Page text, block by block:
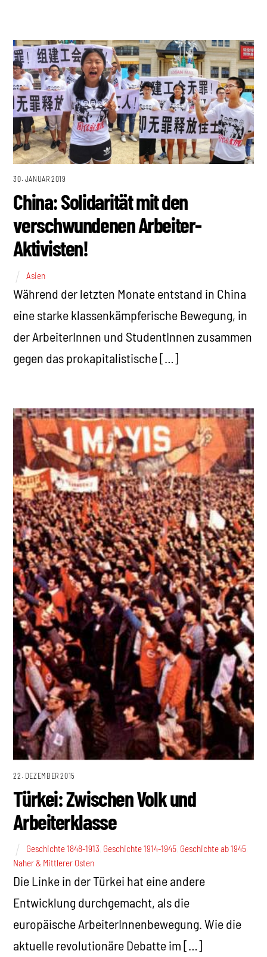
30. JANUAR 2019
China: Solidarität mit den
verschwundenen Arbeiter-
Aktivisten!
Asien
Während der letzten Monate entstand in China
eine starke klassenkämpferische Bewegung, in
der ArbeiterInnen und StudentInnen zusammen
gegen das prokapitalistische […]
22. DEZEMBER 2015
Türkei: Zwischen Volk und
Arbeiterklasse
Geschichte 1848-1913 Geschichte 1914-1945 Geschichte ab 1945
Naher & Mittlerer Osten
Die Linke in der Türkei hat eine andere
Entwicklung durchgemacht, als die
europäische ArbeiterInnenbewegung. Wie die
aktuelle revolutionäre Debatte im […]